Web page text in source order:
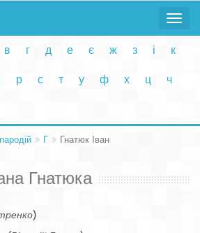
Toggle
в г д е є ж з і к
р с т у ф х ц ч
Г Гнатюк Іван
Гнатюка
)